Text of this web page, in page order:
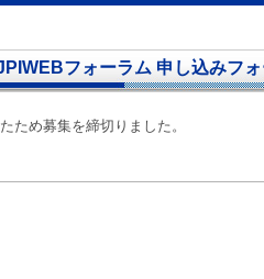
フォーラム 申し込みフ
ため募集を締切りました。